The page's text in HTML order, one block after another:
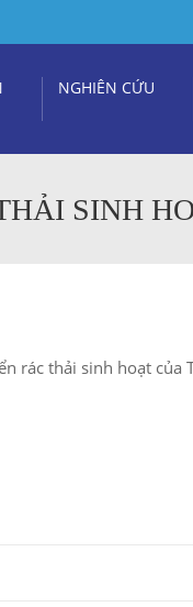
NGHIÊN CỨU
SINH
rác thải sinh hoạt của